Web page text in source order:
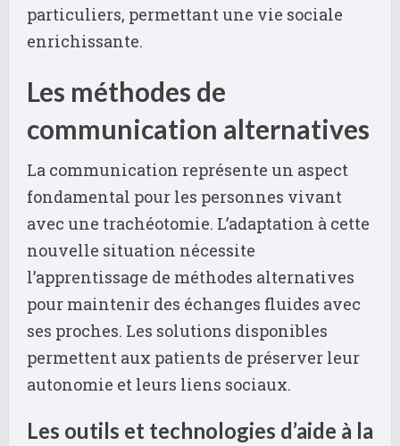
particuliers, permettant une vie sociale
enrichissante.
Les méthodes de
communication alternatives
La communication représente un aspect
fondamental pour les personnes vivant
avec une trachéotomie. L’adaptation à cette
nouvelle situation nécessite
l’apprentissage de méthodes alternatives
pour maintenir des échanges fluides avec
ses proches. Les solutions disponibles
permettent aux patients de préserver leur
autonomie et leurs liens sociaux.
Les outils et technologies d’aide à la